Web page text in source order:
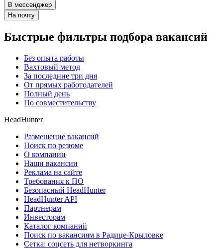
В мессенджер
На почту
Быстрые фильтры подбора вакансий
Без опыта работы
Вахтовый метод
За последние три дня
От прямых работодателей
Полный день
По совместительству
HeadHunter
Размещение вакансий
Поиск по резюме
О компании
Наши вакансии
Реклама на сайте
Требования к ПО
Безопасный HeadHunter
HeadHunter API
Партнерам
Инвесторам
Каталог компаний
Поиск по вакансиям в Радице-Крыловке
Сетка: соцсеть для нетворкинга